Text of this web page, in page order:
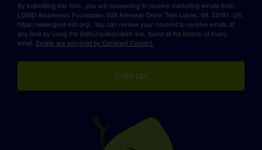
By submitting this form, you are consenting to receive marketing emails from:
LGMD Awareness Foundation, 638 Kennedy Drive, Twin Lakes, WI, 53181, US,
https://www.lgmd-info.org/. You can revoke your consent to receive emails at
any time by using the SafeUnsubscribe® link, found at the bottom of every
email. Emails are serviced by Constant Contact.
Sign up!